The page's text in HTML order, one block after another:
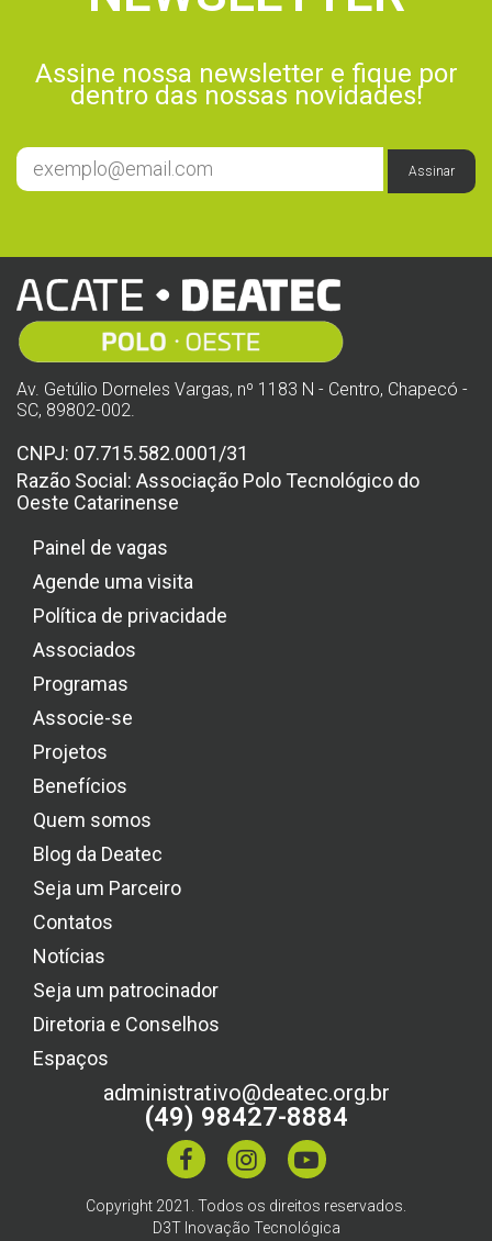
Assine nossa newsletter e fique por
dentro das nossas novidades!
Assinar
Av. Getúlio Dorneles Vargas, nº 1183 N - Centro, Chapecó -
SC, 89802-002.
CNPJ: 07.715.582.0001/31
Razão Social: Associação Polo Tecnológico do
Oeste Catarinense
Painel de vagas
Agende uma visita
Política de privacidade
Associados
Programas
Associe-se
Projetos
Benefícios
Quem somos
Blog da Deatec
Seja um Parceiro
Contatos
Notícias
Seja um patrocinador
Diretoria e Conselhos
Espaços
administrativo@deatec.org.br
(49) 98427-8884
Copyright 2021. Todos os direitos reservados.
D3T Inovação Tecnológica